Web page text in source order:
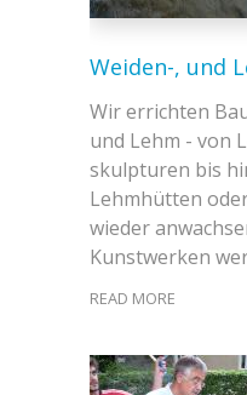
Weiden-, und
Wir errichten
und Lehm - von
skulpturen bis
Lehmhütten
wieder
Kunstwerken
READ MORE